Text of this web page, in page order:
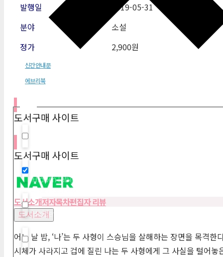
Hidden label
Hidden label
Hidden label
발행일
2019-05-31
분야
소설
정가
2,900원
신간안내문
에브리북
도서구매 사이트
도서구매 사이트
도서소개저자목차편집자 리뷰
도서소개
어느 날 밤, ‘나’는 두 사형이 스승님을 살해하는 장면을 목격
시체가 사라지고 겁에 질린 나는 두 사형에게 그 사실을 털어